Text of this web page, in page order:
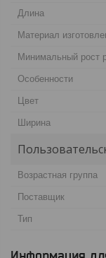
Длина
Материал
Минимальный рост
Особенности
Цвет
Ширина
Возрастная группа
Поставщик
Тип